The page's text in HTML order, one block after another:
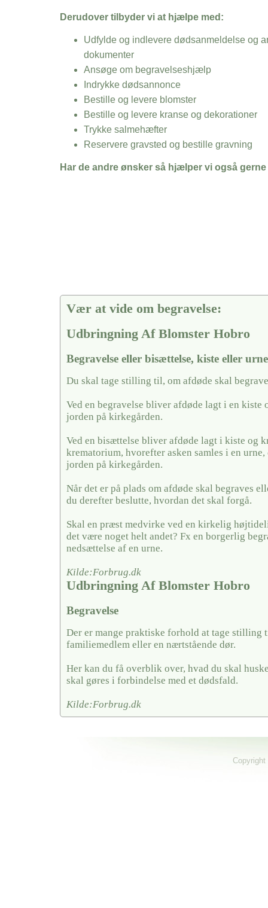
Derudover tilbyder vi at hjælpe med:
Udfylde og indlevere dødsanmeldelse og
dokumenter
Ansøge om begravelseshjælp
Indrykke dødsannonce
Bestille og levere blomster
Bestille og levere kranse og dekorationer
Trykke salmehæfter
Reservere gravsted og bestille gravning
Har de andre ønsker så hjælper vi også gerne
Vær at vide om begravelse:
Udbringning Af Blomster Hobro
Begravelse eller bisættelse, kiste eller
Du skal tage stilling til, om afdøde skal
Ved en begravelse bliver afdøde lagt i en kiste
jorden på kirkegården.
Ved en bisættelse bliver afdøde lagt i kiste og
krematorium, hvorefter asken samles i en
jorden på kirkegården.
Når det er på plads om afdøde skal begraves
du derefter beslutte, hvordan det skal forgå.
Skal en præst medvirke ved en kirkelig
det være noget helt andet? Fx en borgerlig
nedsættelse af en urne.
Kilde:Forbrug.dk
Udbringning Af Blomster Hobro
Begravelse
Der er mange praktiske forhold at tage stilling
familiemedlem eller en nærtstående dør.
Her kan du få overblik over, hvad du skal
skal gøres i forbindelse med et dødsfald.
Kilde:Forbrug.dk